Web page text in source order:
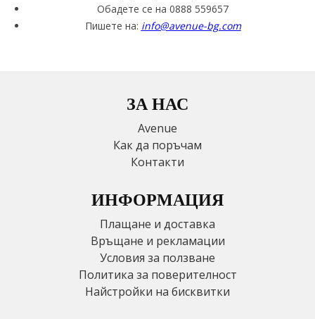
Обадете се на 0888 559657
Пишете на: info@avenue-bg.com
ЗА НАС
Avenue
Как да поръчам
Контакти
ИНФОРМАЦИЯ
Плащане и доставка
Връщане и рекламации
Условия за ползване
Политика за поверителност
Найстройки на бисквитки